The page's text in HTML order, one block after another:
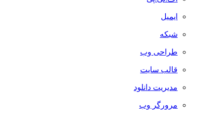
ایمیل
شبکه
طراحی وب
قالب سایت
مدیریت دانلود
مرورگر وب